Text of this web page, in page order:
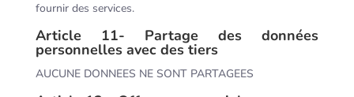
fournir des services.
Article 11- Partage des données
personnelles avec des tiers
AUCUNE DONNEES NE SONT PARTAGEES